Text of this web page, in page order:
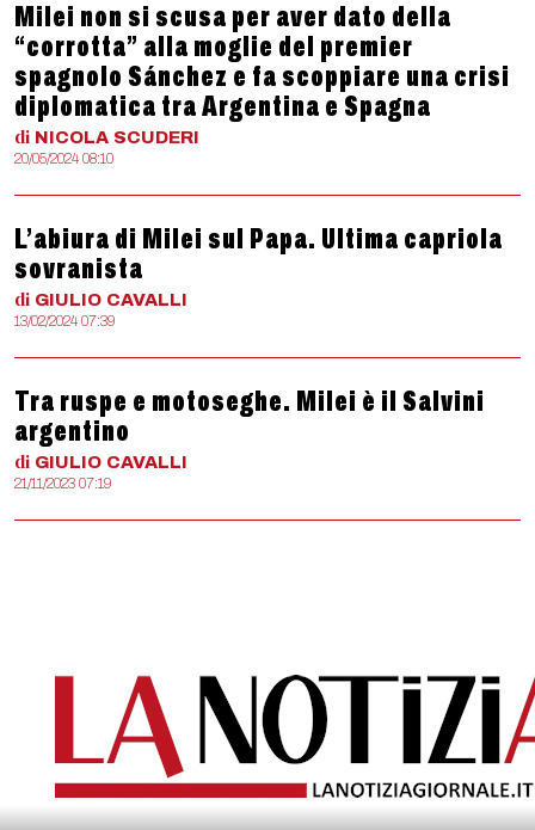
Milei non si scusa per aver dato della
“corrotta” alla moglie del premier
spagnolo Sánchez e fa scoppiare una crisi
diplomatica tra Argentina e Spagna
di NICOLA SCUDERI
20/05/2024 08:10
L’abiura di Milei sul Papa. Ultima capriola
sovranista
di GIULIO CAVALLI
13/02/2024 07:39
Tra ruspe e motoseghe. Milei è il Salvini
argentino
di GIULIO CAVALLI
21/11/2023 07:19